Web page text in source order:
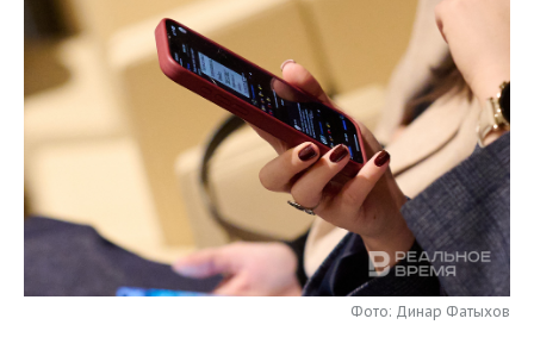
КОМУ ПРИНАДЛЕЖАТ
ТОРГОВЫЕ ЦЕНТРЫ
ТАТАРСТАНА
БЮДЖЕТ
ИНВЕСТИЦИИ
МАШИНОСТРОЕНИЕ
НЕФТЕХИМИЯ
НЕФТЬ
ОПК
ЭНЕРГЕТИКА
НОВОСТИ АВТО
БИЗНЕС
НОВОСТИ БИЗНЕСА
РОЗНИЧНАЯ ТОРГОВЛЯ
ТРАНСПОРТ
УСЛУГИ
ТЕХНОЛОГИИ
НОВОСТИ ТЕХНОЛОГИЙ
IT
МЕДИА
ТЕЛЕКОММУНИКАЦИИ
НОВОСТИ МЕРОПРИЯТИЙ
ВЫЕЗДНАЯ РЕДАКЦИЯ
БИЗНЕС-БРАНЧИ
СПОРТ
НОВОСТИ СПОРТА
ОБЩЕСТВО
НОВОСТИ ОБЩЕСТВА
ФОТОГАЛЕРЕЯ
Фото: Динар Фатыхов